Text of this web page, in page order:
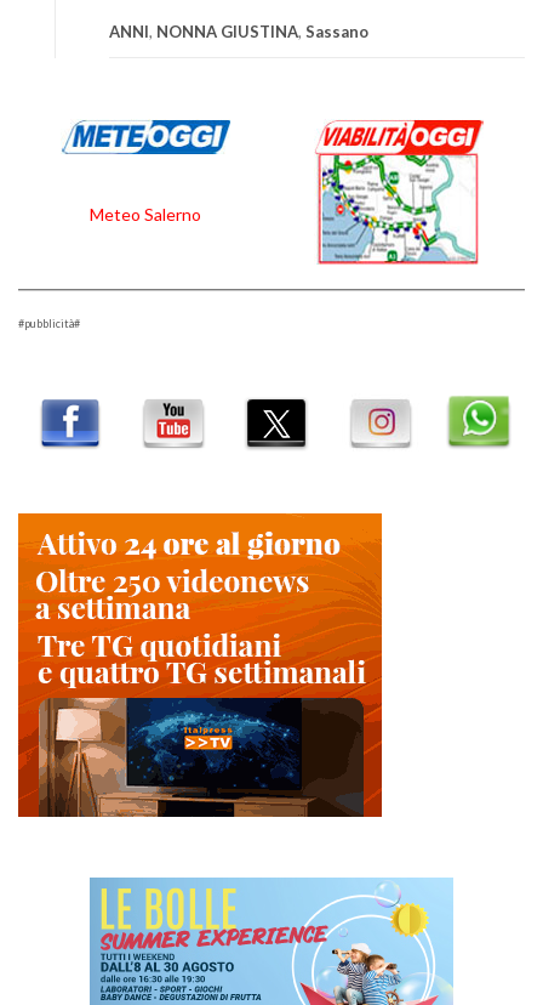
ANNI, NONNA GIUSTINA, Sassano
Meteo Salerno
#pubblicità#